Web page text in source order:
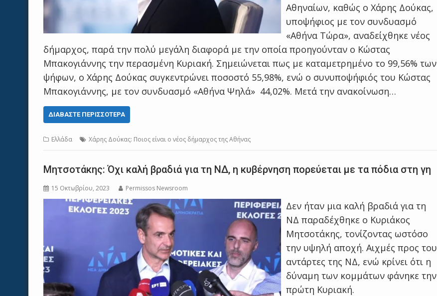
Αθηναίων, καθώς ο Χάρης Δούκας,
υποψήφιος με τον συνδυασμό
«Αθήνα Τώρα», αναδείχθηκε νέος
δήμαρχος, παρά την πολύ μεγάλη διαφορά με την οποία προηγούνταν ο Κώστας
Μπακογιάννης την περασμένη Κυριακή. Σημειώνεται πως με καταμετρημένο το 99,56% των
ψήφων, ο Χάρης Δούκας συγκεντρώνει ποσοστό 55,98%, ενώ ο συνυποψήφιός του Κώστας
Μπακογιάννης, με τον συνδυασμό «Αθήνα Ψηλά» 44,02%. Μετά την ανακοίνωση…
ΔΙΑΒΆΣΤΕ ΠΕΡΙΣΣΌΤΕΡΑ
Ελλάδα Χάρης Δούκας: Ποιος είναι ο νέος δήμαρχος της Αθήνας
Μητσοτάκης: Όχι καλή βραδιά για τη ΝΔ, η κυβέρνηση πορεύεται με τα πόδια στη γη
15 Οκτωβρίου, 2023 Permissos Newsroom
Δεν ήταν μια καλή βραδιά για τη
ΝΔ παραδέχθηκε ο Κυριάκος
Μητσοτάκης, τονίζοντας ωστόσο
την υψηλή αποχή. Αιχμές προς του
αντάρτες της ΝΔ, ενώ κρίνει ότι η
δύναμη των κομμάτων φάνηκε την
πρώτη Κυριακή.